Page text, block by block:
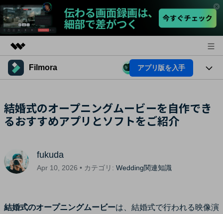
製品
ユーティリティ
概要
ソリューション
企業情報
サポート
Filmora アプリ版を入手
プラットフォーム
AI機能
AIヒント
活用法
Filmoraのユーザー層
動画編集のコツ
サポート
結婚式のオープニングムービーを自作でき
るおすすめアプリとソフトをご紹介
fukuda
Apr 10, 2026 • カテゴリ: Wedding関連知識
結婚式のオープニングムービーは、結婚式で行われる映像演